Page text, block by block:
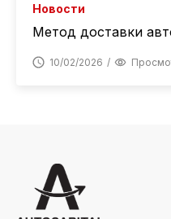
Новости
Метод доставки
10/02/2026